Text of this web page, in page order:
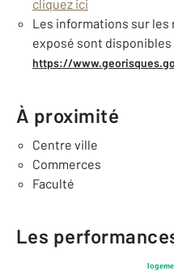
cliquez ici
Les informations sur les
exposé sont
https://
À proximité
Centre ville
Commerces
Faculté
Les